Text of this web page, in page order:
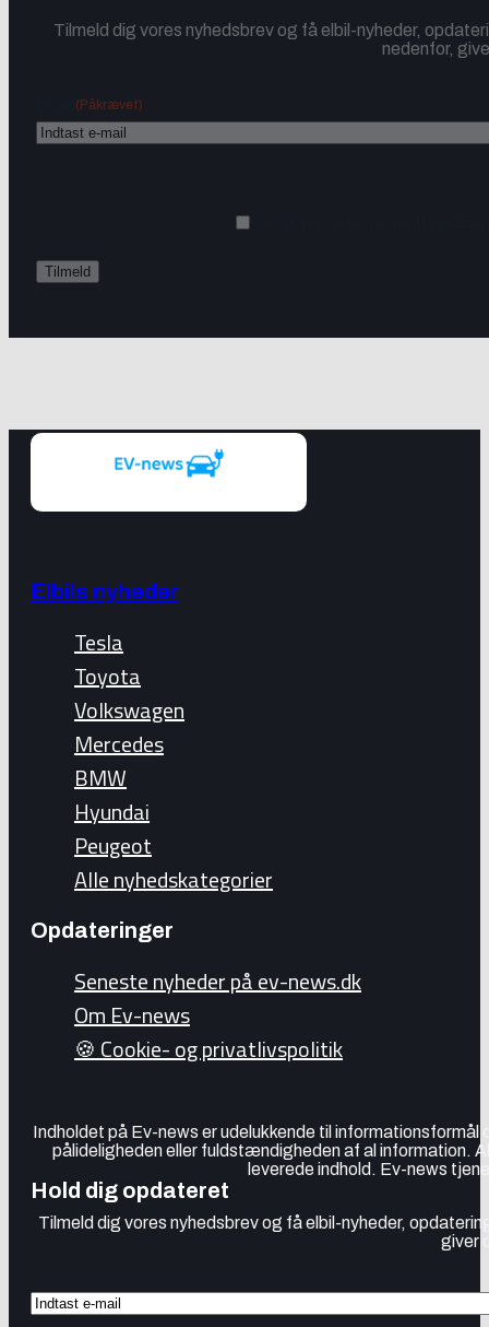
Tilmeld dig vores nyhedsbrev og få elbil-nyheder,
nedenfor,
(Påkrævet)
Elbils nyheder
Tesla
Toyota
Volkswagen
Mercedes
BMW
Hyundai
Peugeot
Alle nyhedskategorier
Opdateringer
Seneste nyheder på ev-news.dk
Om Ev-news
🍪 Cookie- og privatlivspolitik
Indholdet på Ev-news er udelukkende til
pålideligheden eller fuldstændigheden af al information.
leverede indhold. Ev-news
Hold dig opdateret
Tilmeld dig vores nyhedsbrev og få elbil-nyheder,
giver